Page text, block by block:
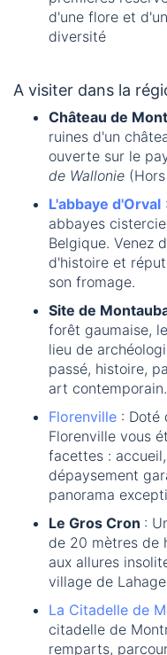
d'une flore et
diversité
A visiter dans la
Château de
ruines d'un
ouverte sur le
de Wallonie
L'abbaye d'Orval
abbayes
Belgique. Venez
d'histoire et
son fromage.
Site de
forêt gaumaise,
lieu de
passé, histoire,
art contemporain.
Florenville : Doté
Florenville vous
facettes :
dépaysement
panorama
Le Gros Cron :
de 20 mètres de
aux allures
village de
La Citadelle de
citadelle de
remparts,